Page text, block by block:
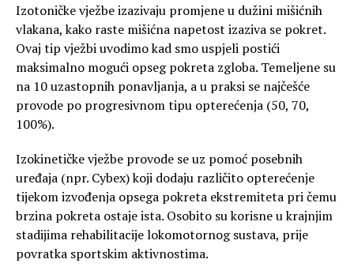
Izotoničke vježbe izazivaju promjene u dužini mišićnih
vlakana, kako raste mišićna napetost izaziva se pokret.
Ovaj tip vježbi uvodimo kad smo uspjeli postići
maksimalno mogući opseg pokreta zgloba. Temeljene su
na 10 uzastopnih ponavljanja, a u praksi se najčešće
provode po progresivnom tipu opterećenja (50, 70,
100%).
Izokinetičke vježbe provode se uz pomoć posebnih
uređaja (npr. Cybex) koji dodaju različito opterećenje
tijekom izvođenja opsega pokreta ekstremiteta pri čemu
brzina pokreta ostaje ista. Osobito su korisne u krajnjim
stadijima rehabilitacije lokomotornog sustava, prije
povratka sportskim aktivnostima.